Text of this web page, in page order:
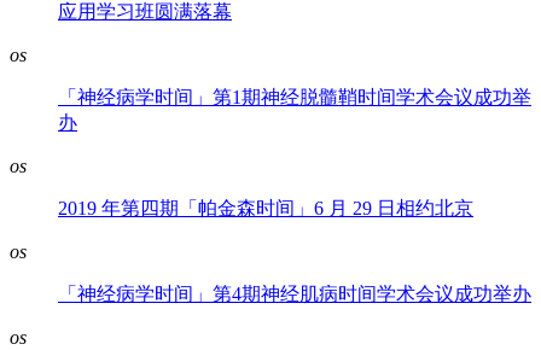
应用学习班圆满落幕
os
「神经病学时间」第1期神经脱髓鞘时间学术会议成功举
办
os
2019 年第四期「帕金森时间」6 月 29 日相约北京
os
「神经病学时间」第4期神经肌病时间学术会议成功举办
os